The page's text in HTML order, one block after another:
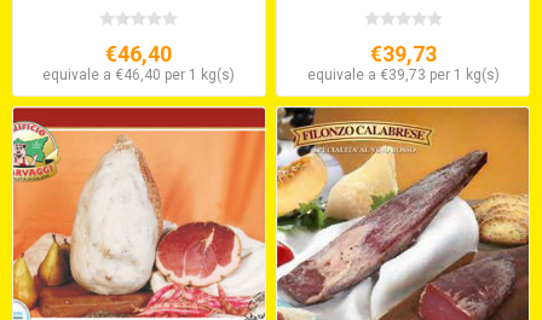
€46,40
equivale a €46,40 per 1 kg(s)
€39,73
equivale a €39,73 per 1 kg(s)